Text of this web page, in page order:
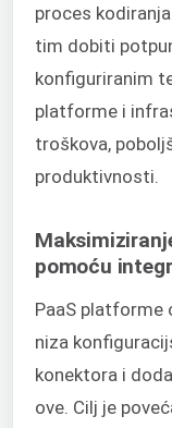
proces
tim dobiti
konfiguriranim
platforme i
troškova,
produktivnosti.
pomoću
PaaS platforme
niza
konektora i
ove. Cilj je